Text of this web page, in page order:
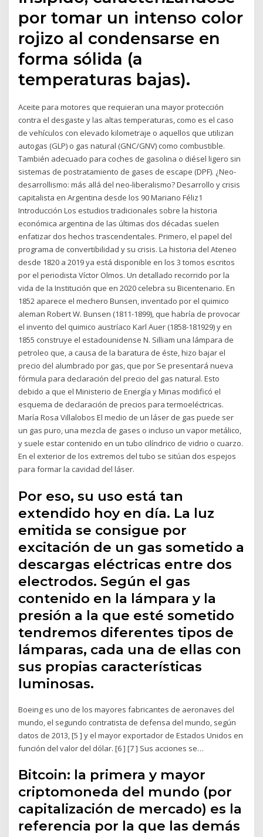
por tomar un intenso color
rojizo al condensarse en
forma sólida (a
temperaturas bajas).
Aceite para motores que requieran una mayor protección
contra el desgaste y las altas temperaturas, como es el caso
de vehículos con elevado kilometraje o aquellos que utilizan
autogas (GLP) o gas natural (GNC/GNV) como combustible.
También adecuado para coches de gasolina o diésel ligero sin
sistemas de postratamiento de gases de escape (DPF). ¿Neo-
desarrollismo: más allá del neo-liberalismo? Desarrollo y crisis
capitalista en Argentina desde los 90 Mariano Féliz1
Introducción Los estudios tradicionales sobre la historia
económica argentina de las últimas dos décadas suelen
enfatizar dos hechos trascendentales. Primero, el papel del
programa de convertibilidad y su crisis. La historia del Ateneo
desde 1820 a 2019 ya está disponible en los 3 tomos escritos
por el periodista Víctor Olmos. Un detallado recorrido por la
vida de la Institución que en 2020 celebra su Bicentenario. En
1852 aparece el mechero Bunsen, inventado por el quimico
aleman Robert W. Bunsen (1811-1899), que habría de provocar
el invento del quimico austríaco Karl Auer (1858-181929) y en
1855 construye el estadounidense N. Silliam una lámpara de
petroleo que, a causa de la baratura de éste, hizo bajar el
precio del alumbrado por gas, que por Se presentará nueva
fórmula para declaración del precio del gas natural. Esto
debido a que el Ministerio de Energía y Minas modificó el
esquema de declaración de precios para termoeléctricas.
María Rosa Villalobos El medio de un láser de gas puede ser
un gas puro, una mezcla de gases o incluso un vapor metálico,
y suele estar contenido en un tubo cilíndrico de vidrio o cuarzo.
En el exterior de los extremos del tubo se sitúan dos espejos
para formar la cavidad del láser.
Por eso, su uso está tan
extendido hoy en día. La luz
emitida se consigue por
excitación de un gas sometido a
descargas eléctricas entre dos
electrodos. Según el gas
contenido en la lámpara y la
presión a la que esté sometido
tendremos diferentes tipos de
lámparas, cada una de ellas con
sus propias características
luminosas.
Boeing es uno de los mayores fabricantes de aeronaves del
mundo, el segundo contratista de defensa del mundo, según
datos de 2013, [5 ] y el mayor exportador de Estados Unidos en
función del valor del dólar. [6 ] [7 ] Sus acciones se…
Bitcoin: la primera y mayor
criptomoneda del mundo (por
capitalización de mercado) es la
referencia por la que las demás